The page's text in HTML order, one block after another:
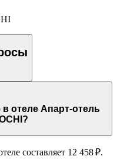
составляет 12 458 ₽.